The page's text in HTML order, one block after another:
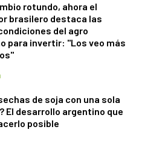
rotundo, ahora el
brasilero destaca las
del agro
para invertir: "Los veo más
de soja con una sola
El desarrollo argentino que
posible